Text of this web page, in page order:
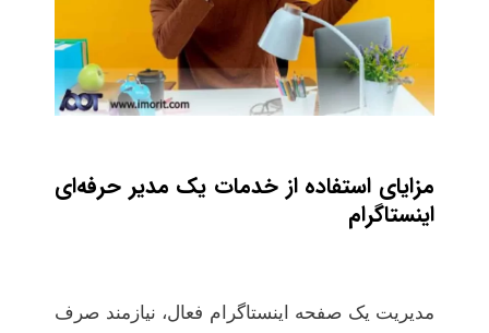
مزایای استفاده از خدمات یک مدیر حرفه‌ای
اینستاگرام
مدیریت یک صفحه اینستاگرام فعال، نیازمند صرف